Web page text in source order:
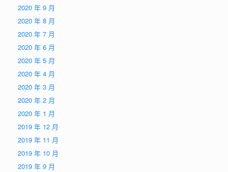
2020 年 9 月
2020 年 8 月
2020 年 7 月
2020 年 6 月
2020 年 5 月
2020 年 4 月
2020 年 3 月
2020 年 2 月
2020 年 1 月
2019 年 12 月
2019 年 11 月
2019 年 10 月
2019 年 9 月